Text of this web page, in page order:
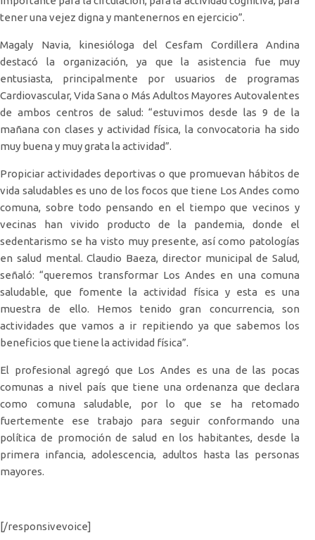
tener una vejez digna y mantenernos en ejercicio”.
Magaly Navia, kinesióloga del Cesfam Cordillera Andina
destacó la organización, ya que la asistencia fue muy
entusiasta, principalmente por usuarios de programas
Cardiovascular, Vida Sana o Más Adultos Mayores Autovalentes
de ambos centros de salud: “estuvimos desde las 9 de la
mañana con clases y actividad física, la convocatoria ha sido
muy buena y muy grata la actividad”.
Propiciar actividades deportivas o que promuevan hábitos de
vida saludables es uno de los focos que tiene Los Andes como
comuna, sobre todo pensando en el tiempo que vecinos y
vecinas han vivido producto de la pandemia, donde el
sedentarismo se ha visto muy presente, así como patologías
en salud mental. Claudio Baeza, director municipal de Salud,
señaló: “queremos transformar Los Andes en una comuna
saludable, que fomente la actividad física y esta es una
muestra de ello. Hemos tenido gran concurrencia, son
actividades que vamos a ir repitiendo ya que sabemos los
beneficios que tiene la actividad física”.
El profesional agregó que Los Andes es una de las pocas
comunas a nivel país que tiene una ordenanza que declara
como comuna saludable, por lo que se ha retomado
fuertemente ese trabajo para seguir conformando una
política de promoción de salud en los habitantes, desde la
primera infancia, adolescencia, adultos hasta las personas
mayores.
[/responsivevoice]